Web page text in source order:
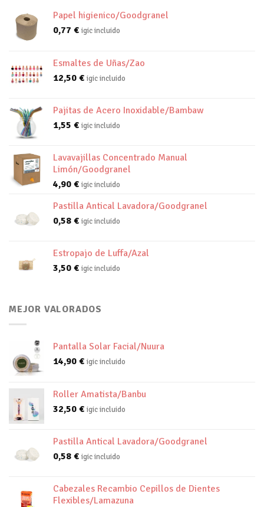
Papel higienico/Goodgranel
0,77 € igic incluido
Esmaltes de Uñas/Zao
12,50 € igic incluido
Pajitas de Acero Inoxidable/Bambaw
1,55 € igic incluido
Lavavajillas Concentrado Manual
Limón/Goodgranel
4,90 € igic incluido
Pastilla Antical Lavadora/Goodgranel
0,58 € igic incluido
Estropajo de Luffa/Azal
3,50 € igic incluido
MEJOR VALORADOS
Pantalla Solar Facial/Nuura
14,90 € igic incluido
Roller Amatista/Banbu
32,50 € igic incluido
Pastilla Antical Lavadora/Goodgranel
0,58 € igic incluido
Cabezales Recambio Cepillos de Dientes
Flexibles/Lamazuna